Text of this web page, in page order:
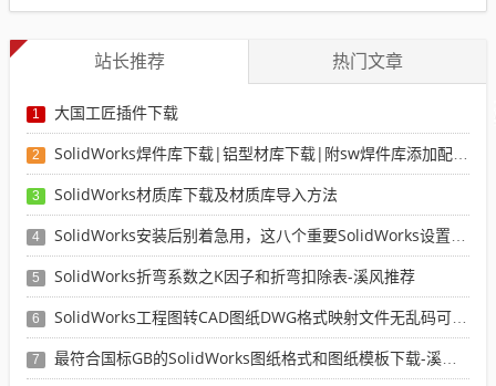
站长推荐 热门文章
1 大国工匠插件下载
2 SolidWorks焊件库下载|铝型材库下载|附sw焊件库添加配置使用教程
3 SolidWorks材质库下载及材质库导入方法
4 SolidWorks安装后别着急用，这八个重要SolidWorks设置可以提高你的画图效率
5 SolidWorks折弯系数之K因子和折弯扣除表-溪风推荐
6 SolidWorks工程图转CAD图纸DWG格式映射文件无乱码可分层-溪风亲测推荐
7 最符合国标GB的SolidWorks图纸格式和图纸模板下载-溪风专用版